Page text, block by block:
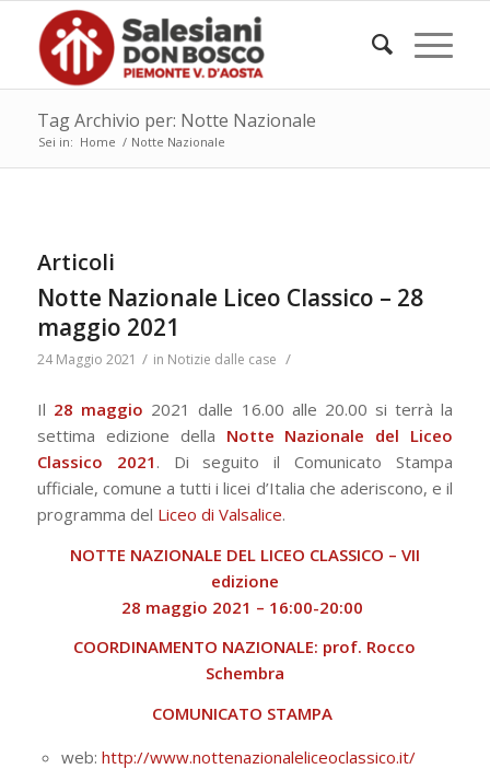
Tag Archivio per: Notte Nazionale
Sei in: Home / Notte Nazionale
Articoli
Notte Nazionale Liceo Classico – 28
maggio 2021
24 Maggio 2021 / in Notizie dalle case /
Il 28 maggio 2021 dalle 16.00 alle 20.00 si terrà la
settima edizione della Notte Nazionale del Liceo
Classico
2021 . Di seguito il Comunicato Stampa
ufficiale, comune a tutti i licei d’Italia che aderiscono, e il
programma del Liceo di Valsalice.
NOTTE NAZIONALE DEL LICEO CLASSICO – VII
edizione
28 maggio 2021 – 16:00-20:00
COORDINAMENTO NAZIONALE: prof. Rocco
Schembra
COMUNICATO STAMPA
web: http://www.nottenazionaleliceoclassico.it/